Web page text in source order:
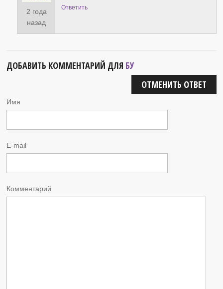
2 года
назад
Ответить
ДОБАВИТЬ КОММЕНТАРИЙ ДЛЯ БУ
ОТМЕНИТЬ ОТВЕТ
Имя
E-mail
Комментарий